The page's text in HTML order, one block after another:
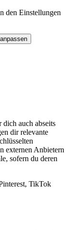
den Einstellungen
auch abseits
dir relevante
externen Anbietern
sofern du deren
TikTok